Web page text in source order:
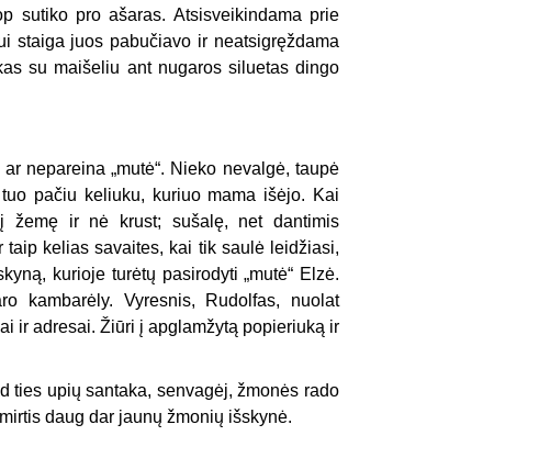
sutiko pro ašaras. Atsisveikindama prie
staiga juos pabučiavo ir neatsigręždama
su maišeliu ant nugaros siluetas dingo
nepareina „mutė“. Nieko nevalgė, taupė
pačiu keliuku, kuriuo mama išėjo. Kai
žemę ir nė krust; sušalę, net dantimis
kelias savaites, kai tik saulė leidžiasi,
kurioje turėtų pasirodyti „mutė“ Elzė.
kambarėly. Vyresnis, Rudolfas, nuolat
ir adresai. Žiūri į apglamžytą popieriuką ir
ties upių santaka, senvagėj, žmonės rado
daug dar jaunų žmonių išskynė.